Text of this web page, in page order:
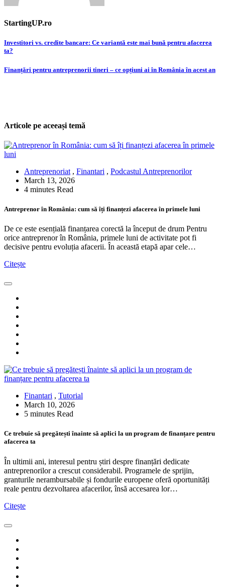
StartingUP.ro
Post
navigation
Investitori vs. credite bancare: Ce variantă este mai bună pentru afacerea
ta?
Finanțări pentru antreprenorii tineri – ce opțiuni ai în România în acest an
Articole pe aceeași temă
Antreprenoriat , Finantari , Podcastul Antreprenorilor
March 13, 2026
4 minutes Read
Antreprenor în România: cum să îți finanțezi afacerea în primele luni
De ce este esențială finanțarea corectă la început de drum Pentru
orice antreprenor în România, primele luni de activitate pot fi
decisive pentru evoluția afacerii. În această etapă apar cele…
Citește
Finantari , Tutorial
March 10, 2026
5 minutes Read
Ce trebuie să pregătești înainte să aplici la un program de finanțare pentru
afacerea ta
În ultimii ani, interesul pentru știri despre finanțări dedicate
antreprenorilor a crescut considerabil. Programele de sprijin,
granturile nerambursabile și fondurile europene oferă oportunități
reale pentru dezvoltarea afacerilor, însă accesarea lor…
Citește